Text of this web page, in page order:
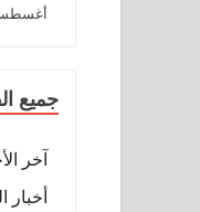
أغسطس 6,
جميع
آخر